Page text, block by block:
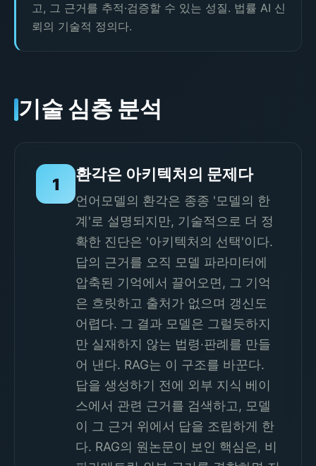
고, 그 근거를 추적·검증할 수 있는 성질. 법률 AI 신
뢰의 기술적 정의다.
기술 심층 분석
1
환각은 아키텍처의 문제다
언어모델의 환각은 종종 '모델의 한
계'로 설명되지만, 기술적으로 더 정
확한 진단은 '아키텍처의 선택'이다.
답의 근거를 오직 모델 파라미터에
압축된 기억에서 끌어오면, 그 기억
은 흐릿하고 출처가 없으며 갱신도
어렵다. 그 결과 모델은 그럴듯하지
만 실재하지 않는 법령·판례를 만들
어 낸다. RAG는 이 구조를 바꾼다.
답을 생성하기 전에 외부 지식 베이
스에서 관련 근거를 검색하고, 모델
이 그 근거 위에서 답을 조립하게 한
다. RAG의 원논문이 보인 핵심은, 비